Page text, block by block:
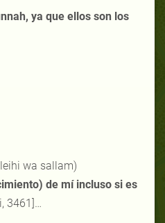
ya que ellos son los
wa sallam)
de mí incluso si es
3461]…